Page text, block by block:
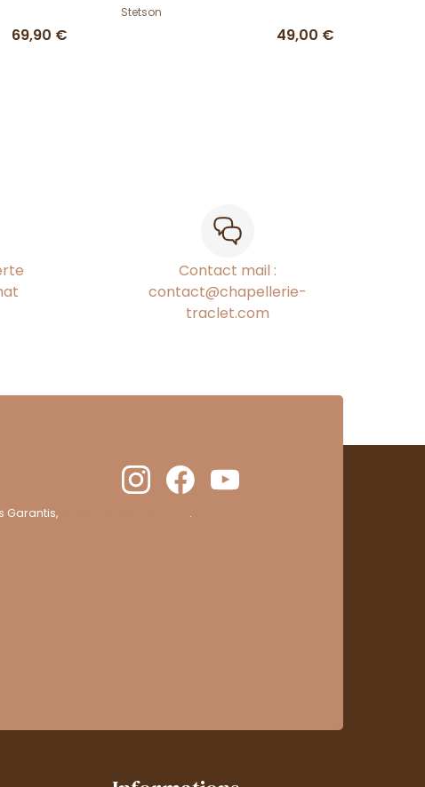
69,90 €
Stetson
49,00 €
Contact mail :
contact@chapellerie-
traclet.com
Garantis, .